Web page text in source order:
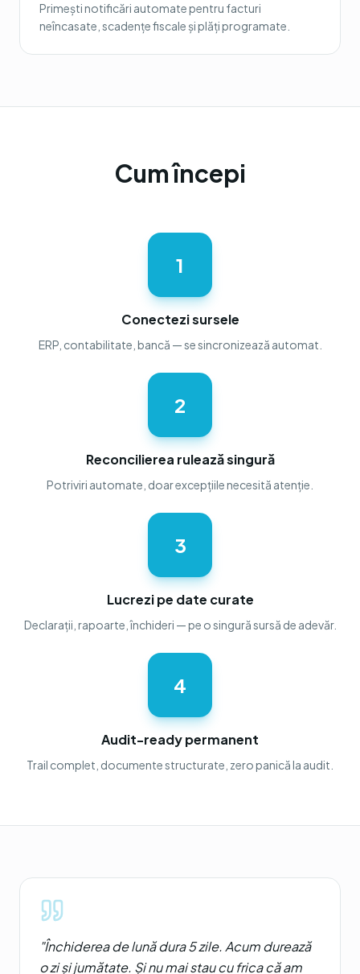
Primești notificări automate pentru facturi
neîncasate, scadențe fiscale și plăți programate.
Cum începi
1
Conectezi sursele
ERP, contabilitate, bancă — se sincronizează automat.
2
Reconcilierea rulează singură
Potriviri automate, doar excepțiile necesită atenție.
3
Lucrezi pe date curate
Declarații, rapoarte, închideri — pe o singură sursă de adevăr.
4
Audit-ready permanent
Trail complet, documente structurate, zero panică la audit.
"Închiderea de lună dura 5 zile. Acum durează
o zi și jumătate. Și nu mai stau cu frica că am